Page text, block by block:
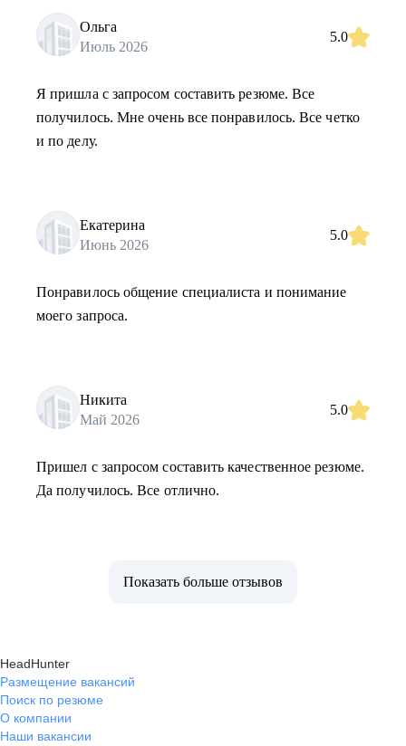
Ольга
Июль 2026
5.0
Я пришла с запросом составить резюме. Все
получилось. Мне очень все понравилось. Все четко
и по делу.
Екатерина
Июнь 2026
5.0
Понравилось общение специалиста и понимание
моего запроса.
Никита
Май 2026
5.0
Пришел с запросом составить качественное резюме.
Да получилось. Все отлично.
Показать больше отзывов
HeadHunter
Размещение вакансий
Поиск по резюме
О компании
Наши вакансии